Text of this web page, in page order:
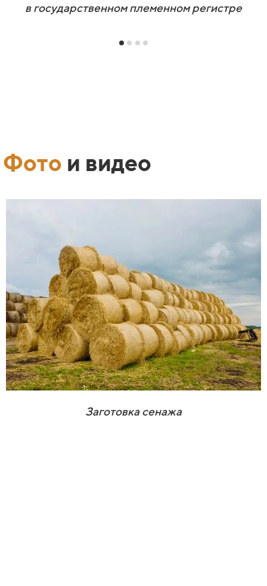
вгосударственномплеменном регистре
Фото и видео
Заготовка сенажа